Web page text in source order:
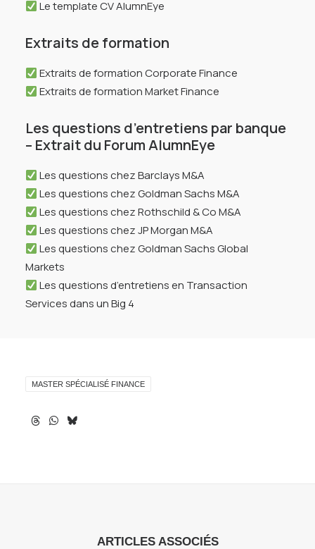
Le template CV AlumnEye
Extraits de formation
Extraits de formation Corporate Finance
Extraits de formation Market Finance
Les questions d’entretiens par banque
– Extrait du Forum AlumnEye
Les questions chez Barclays M&A
Les questions chez Goldman Sachs M&A
Les questions chez Rothschild & Co M&A
Les questions chez JP Morgan M&A
Les questions chez Goldman Sachs Global
Markets
Les questions d’entretiens en Transaction
Services dans un Big 4
MASTER SPÉCIALISÉ FINANCE
ARTICLES ASSOCIÉS